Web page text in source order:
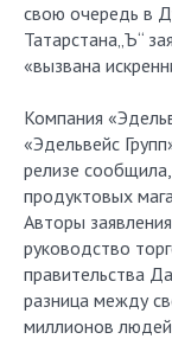
свою очередь в
Татарстана„Ъ“
«вызвана
Компания
«Эдельвейс
релизе
продуктовых
Авторы
руководство
правительства
разница между
миллионов